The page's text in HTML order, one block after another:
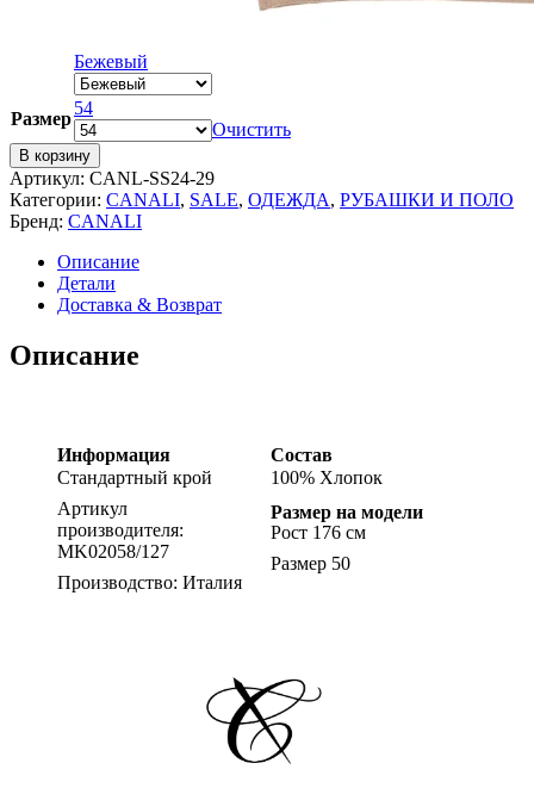
Бежевый
Размер
54
Очистить
В корзину
Артикул: CANL-SS24-29
Категории: CANALI, SALE, ОДЕЖДА, РУБАШКИ И ПОЛО
Бренд: CANALI
Описание
Детали
Доставка & Возврат
Описание
Информация
Стандартный крой
Артикул
производителя:
MK02058/127
Производство: Италия
Состав
100% Хлопок
Размер на модели
Рост 176 см
Размер 50